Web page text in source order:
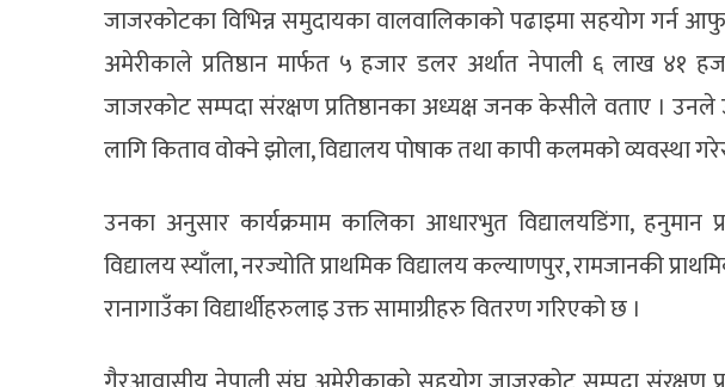
जाजरकोटका विभिन्न समुदायका वालवालिकाको पढाइमा सहयोग गर्न
अमेरीकाले प्रतिष्ठान मार्फत ५ हजार डलर अर्थात नेपाली ६ लाख
जाजरकोट सम्पदा संरक्षण प्रतिष्ठानका अध्यक्ष जनक केसीले वताए ।
लागि किताव वोक्ने झोला, विद्यालय पोषाक तथा कापी कलमको व्यवस्था
उनका अनुसार कार्यक्रमाम कालिका आधारभुत विद्यालयडिंगा, हनुमान
विद्यालय स्याँला, नरज्योति प्राथमिक विद्यालय कल्याणपुर, रामजानकी
रानागाउँका विद्यार्थीहरुलाइ उक्त सामाग्रीहरु वितरण गरिएको छ ।